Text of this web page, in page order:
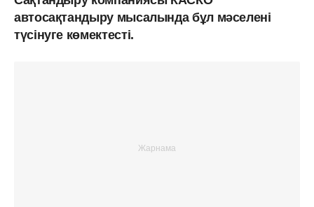
автосақтандыру мысалында бұл мәселені
түсінуге көмектесті.